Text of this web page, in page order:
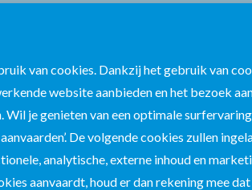
te beginnen in Limburg.
van cookies. Dankzij het gebruik van
website aanbieden en het bezoek
Wil je genieten van een optimale
De volgende cookies zullen
analytische, externe inhoud en
aanvaardt, houd er dan rekening mee